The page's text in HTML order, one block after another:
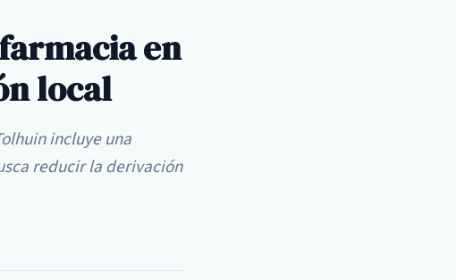
en
local
incluye una
reducir la derivación